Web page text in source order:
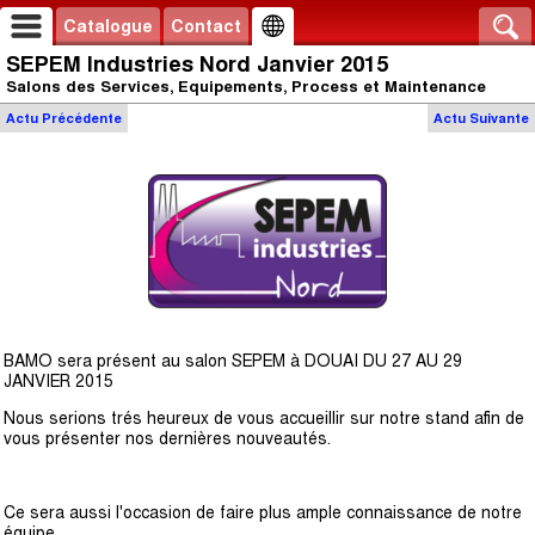
Catalogue Contact
SEPEM Industries Nord Janvier 2015
Salons des Services, Equipements, Process et Maintenance
Actu Suivante
Actu Précédente
BAMO sera présent au salon SEPEM à DOUAI DU 27 AU 29
JANVIER 2015
Nous serions trés heureux de vous accueillir sur notre stand afin de
vous présenter nos dernières nouveautés.
Ce sera aussi l'occasion de faire plus ample connaissance de notre